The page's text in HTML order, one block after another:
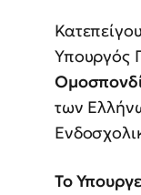
Υπουργός
των
Το